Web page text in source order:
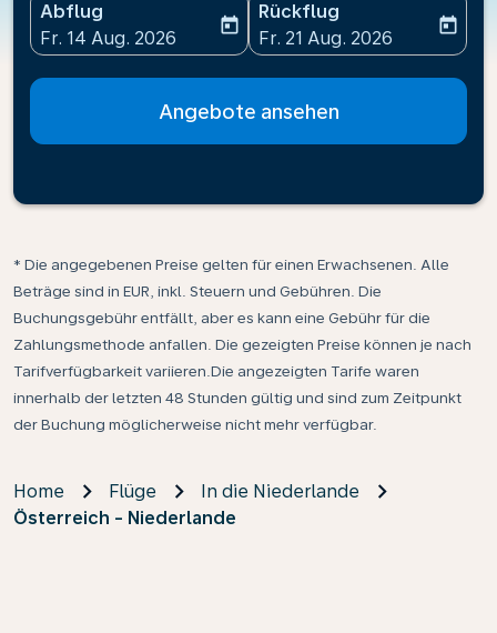
Abflug
fc-booking-departure-date-aria-label
Fr. 14 Aug. 2026
today
Rückflug
fc-booking-return-date-
Fr. 21 Aug. 2026
today
Angebote ansehen
* Die angegebenen Preise gelten für einen Erwachsenen. Alle
Beträge sind in EUR, inkl. Steuern und Gebühren. Die
Buchungsgebühr entfällt, aber es kann eine Gebühr für die
Zahlungsmethode anfallen. Die gezeigten Preise können je nach
Tarifverfügbarkeit variieren.Die angezeigten Tarife waren
innerhalb der letzten 48 Stunden gültig und sind zum Zeitpunkt
der Buchung möglicherweise nicht mehr verfügbar.
Home Flüge
In die Niederlande
Österreich - Niederlande